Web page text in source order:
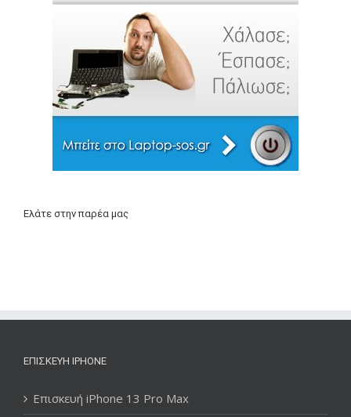
Ελάτε στην παρέα μας
ΕΠΙΣΚΕΥΉ IPHONE
Επισκευή iPhone 13 Pro Max